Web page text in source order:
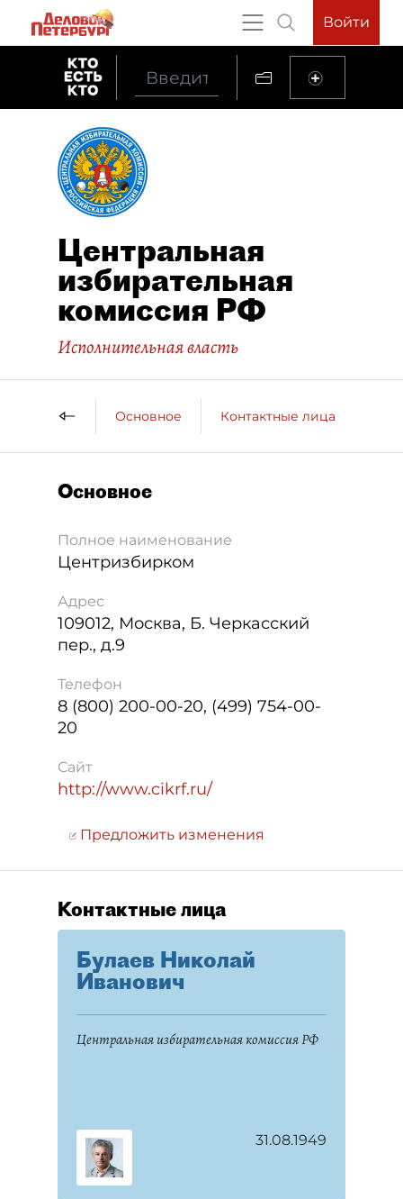
Войти
Центральная
избирательная
комиссия РФ
Исполнительная власть
Основное Контактные лица
Основное
Полное наименование
Центризбирком
Адрес
109012, Москва, Б. Черкасский
пер., д.9
Телефон
8 (800) 200-00-20, (499) 754-00-
20
Сайт
http://www.cikrf.ru/
Предложить изменения
Контактные лица
Булаев Николай
Иванович
Центральная избирательная комиссия РФ
31.08.1949